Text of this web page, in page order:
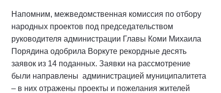
Напомним, межведомственная комиссия по отбору
народных проектов под председательством
руководителя администрации Главы Коми Михаила
Порядина одобрила Воркуте рекордные десять
заявок из 14 поданных. Заявки на рассмотрение
были направлены администрацией муниципалитета
– в них отражены проекты и пожелания жителей